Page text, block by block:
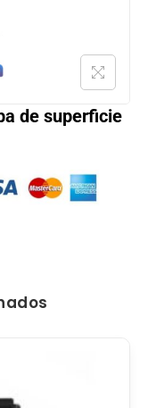
de superficie